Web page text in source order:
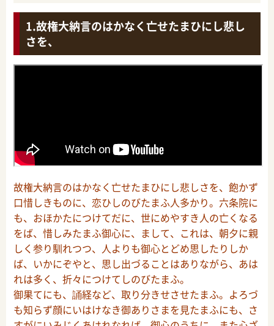
故権大納言のはかなく亡せたまひにし悲し
さを、
故権大納言のはかなく亡せたまひにし悲しさを、飽かず
口惜しきものに、恋ひしのびたまふ人多かり。六条院に
も、おほかたにつけてだに、世にめやすき人の亡くなる
をば、惜しみたまふ御心に、まして、これは、朝夕に親
しく参り馴れつつ、人よりも御心とどめ思したりしか
ば、いかにぞやと、思し出づることはありながら、あは
れは多く、折々につけてしのびたまふ。
御果てにも、誦経など、取り分きせさせたまふ。よろづ
も知らず顔にいはけなき御ありさまを見たまふにも、さ